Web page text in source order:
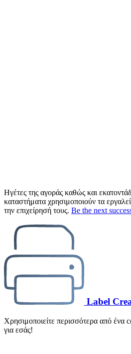
Ηγέτες της αγοράς καθώς και
καταστήματα χρησιμοποιούν τα
την επιχείρησή τους. Be the next
Label
Χρησιμοποιείτε περισσότερα από ένα
για εσάς!